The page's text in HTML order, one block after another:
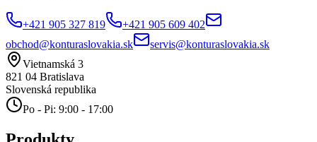
+421 905 327 819
+421 905 609 402
obchod@konturaslovakia.sk
servis@konturaslovakia.sk
Vietnamská 3
821 04 Bratislava
Slovenská republika
Po - Pi: 9:00 - 17:00